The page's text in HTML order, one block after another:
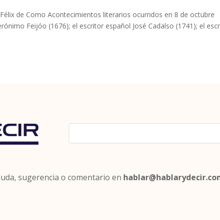
de Como Acontecimientos literarios ocurridos en 8 de octubre
Feijóo (1676); el escritor español José Cadalso (1741); el
sugerencia o comentario en